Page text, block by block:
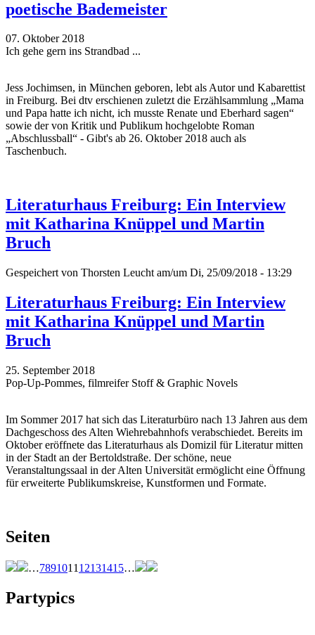
poetische Bademeister
07. Oktober 2018
Ich gehe gern ins Strandbad ...
Jess Jochimsen, in München geboren, lebt als Autor und Kabarettist
in Freiburg. Bei dtv erschienen zuletzt die Erzählsammlung „Mama
und Papa hatte ich nicht, ich musste Renate und Eberhard sagen“
sowie der von Kritik und Publikum hochgelobte Roman
„Abschlussball“ - Gibt's ab 26. Oktober 2018 auch als
Taschenbuch.
Literaturhaus Freiburg: Ein Interview
mit Katharina Knüppel und Martin
Bruch
Gespeichert von Thorsten Leucht am/um Di, 25/09/2018 - 13:29
Literaturhaus Freiburg: Ein Interview
mit Katharina Knüppel und Martin
Bruch
25. September 2018
Pop-Up-Pommes, filmreifer Stoff & Graphic Novels
Im Sommer 2017 hat sich das Literaturbüro nach 13 Jahren aus dem
Dachgeschoss des Alten Wiehrebahnhofs verabschiedet. Bereits im
Oktober eröffnete das Literaturhaus als Domizil für Literatur mitten
in der Stadt an der Bertoldstraße. Der schöne, neue
Veranstaltungssaal in der Alten Universität ermöglicht eine Öffnung
für erweiterte Publikumskreise, Kunstformen und Formate.
Seiten
…7891011 12131415…
Partypics